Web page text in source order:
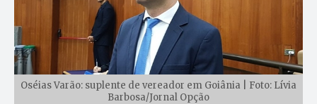
Oséias Varão: suplente de vereador em Goiânia | Foto: Lívia
Barbosa/Jornal Opção